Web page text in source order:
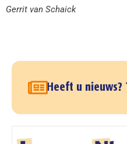
Gerrit van Schaick
Heeft u